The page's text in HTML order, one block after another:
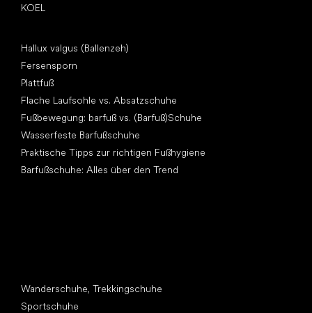
KOEL
Hallux valgus (Ballenzeh)
Fersensporn
Plattfuß
Flache Laufsohle vs. Absatzschuhe
Fußbewegung: barfuß vs. (Barfuß)Schuhe
Wasserfeste Barfußschuhe
Praktische Tipps zur richtigen Fußhygiene
Barfußschuhe: Alles über den Trend
Wanderschuhe, Trekkingschuhe
Sportschuhe